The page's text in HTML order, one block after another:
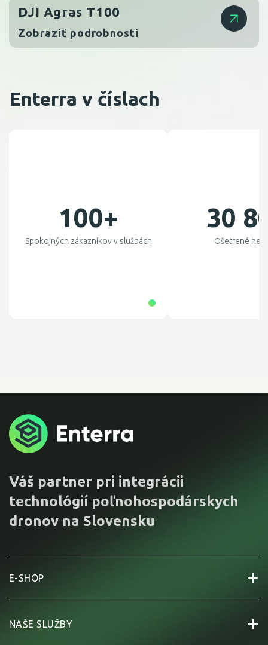
DJI Agras T100
Zobraziť podrobnosti
Enterra v číslach
100+
Spokojných zákazníkov v službách
30
Ošetrené
Váš partner pri integrácii
technológií poľnohospodárskych
dronov na Slovensku
E-SHOP
NAŠE SLUŽBY